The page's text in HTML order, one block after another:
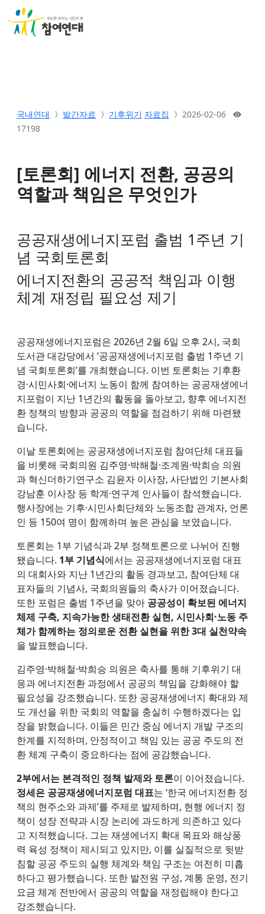
국내연대 발간자료 기후위기 자료집
2026-02-06
17198
[토론회] 에너지 전환, 공공의
역할과 책임은 무엇인가
공공재생에너지포럼 출범 1주년 기
념 국회토론회
에너지전환의 공공적 책임과 이행
체계 재정립 필요성 제기
공공재생에너지포럼은 2026년 2월 6일 오후 2시, 국회
도서관 대강당에서 ‘공공재생에너지포럼 출범 1주년 기
념 국회토론회’를 개최했습니다. 이번 토론회는 기후환
경·시민사회·에너지 노동이 함께 참여하는 공공재생에너
지포럼이 지난 1년간의 활동을 돌아보고, 향후 에너지전
환 정책의 방향과 공공의 역할을 점검하기 위해 마련됐
습니다.
이날 토론회에는 공공재생에너지포럼 참여단체 대표들
을 비롯해 국회의원 김주영·박해철·조계원·박희승 의원
과 혁신더하기연구소 김윤자 이사장, 사단법인 기본사회
강남훈 이사장 등 학계·연구계 인사들이 참석했습니다.
행사장에는 기후·시민사회단체와 노동조합 관계자, 언론
인 등 150여 명이 함께하며 높은 관심을 보였습니다.
토론회는 1부 기념식과 2부 정책토론으로 나뉘어 진행
됐습니다. 1부 기념식에서는 공공재생에너지포럼 대표
의 대회사와 지난 1년간의 활동 경과보고, 참여단체 대
표자들의 기념사, 국회의원들의 축사가 이어졌습니다.
또한 포럼은 출범 1주년을 맞아 공공성이 확보된 에너지
체제 구축, 지속가능한 생태전환 실현, 시민사회·노동 주
체가 함께하는 정의로운 전환 실현을 위한 3대 실천약속
을 발표했습니다.
김주영·박해철·박희승 의원은 축사를 통해 기후위기 대
응과 에너지전환 과정에서 공공의 책임을 강화해야 할
필요성을 강조했습니다. 또한 공공재생에너지 확대와 제
도 개선을 위한 국회의 역할을 충실히 수행하겠다는 입
장을 밝혔습니다. 이들은 민간 중심 에너지 개발 구조의
한계를 지적하며, 안정적이고 책임 있는 공공 주도의 전
환 체계 구축이 중요하다는 점에 공감했습니다.
2부에서는 본격적인 정책 발제와 토론이 이어졌습니다.
정세은 공공재생에너지포럼 대표는 ‘한국 에너지전환 정
책의 현주소와 과제’를 주제로 발제하며, 현행 에너지 정
책이 성장 전략과 시장 논리에 과도하게 의존하고 있다
고 지적했습니다. 그는 재생에너지 확대 목표와 해상풍
력 육성 정책이 제시되고 있지만, 이를 실질적으로 뒷받
침할 공공 주도의 실행 체계와 책임 구조는 여전히 미흡
하다고 평가했습니다. 또한 발전원 구성, 계통 운영, 전기
요금 체계 전반에서 공공의 역할을 재정립해야 한다고
강조했습니다.